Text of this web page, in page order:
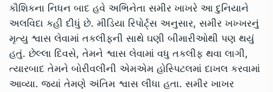
કૌશિકના નિધન બાદ હવે અભિનેતા સમીર ખાખરે આ દુનિયાને
અલવિદા કહી દીધું છે. મીડિયા રિપોર્ટ્સ અનુસાર, સમીર ખખ્ખરનું
મૃત્યુ શ્વાસ લેવામાં તકલીફની સાથે ઘણી બીમારીઓથી પણ થયું
હતું. છેલ્લા દિવસે, તેમને શ્વાસ લેવામાં વધુ તકલીફ થવા લાગી,
ત્યારબાદ તેમને બોરીવલીની એમએમ હોસ્પિટલમાં દાખલ કરવામાં
આવ્યા. જ્યાં તેમણે અંતિમ શ્વાસ લીધા હતા. સમીર ખાખર